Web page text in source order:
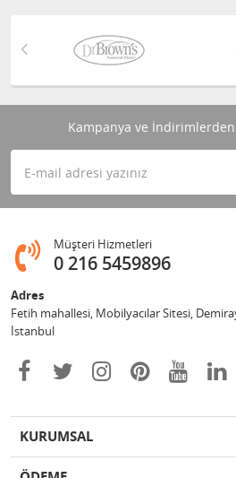
Kampanya ve
Müşteri Hizmetleri
0 216 5459896
Adres
Fetih mahallesi, Mobilyacılar Sitesi,
İstanbul
KURUMSAL